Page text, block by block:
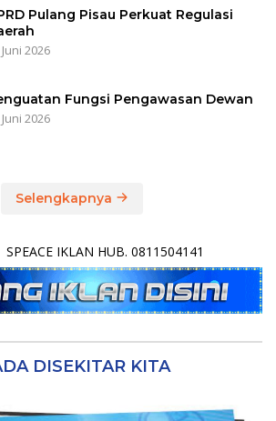
Pulang Pisau Perkuat Regulasi
2026
Fungsi Pengawasan Dewan
2026
Selengkapnya
IKLAN HUB. 0811504141
DISEKITAR KITA